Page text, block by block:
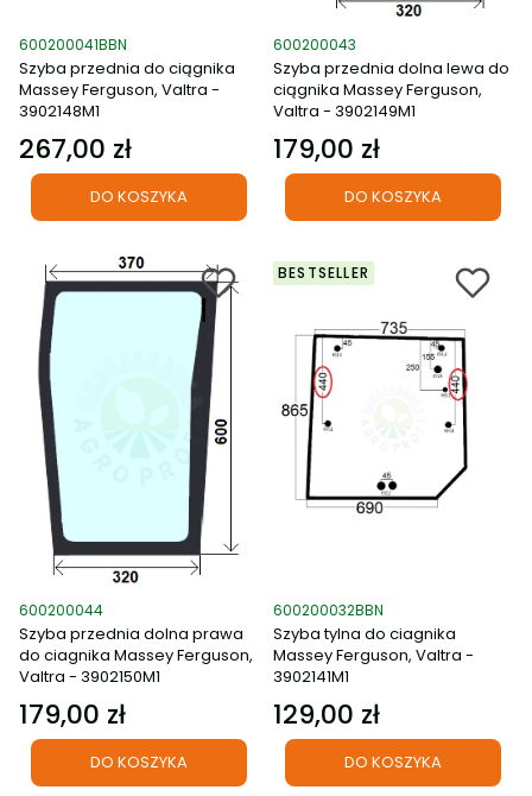
Kod produktu
600200041BBN
Szyba przednia do ciągnika
Massey Ferguson, Valtra -
3902148M1
Cena
267,00 zł
DO KOSZYKA
Kod produktu
600200043
Szyba przednia dolna lewa do
ciągnika Massey Ferguson,
Valtra - 3902149M1
Cena
179,00 zł
DO KOSZYKA
Kod produktu
600200044
Szyba przednia dolna prawa
do ciagnika Massey Ferguson,
Valtra - 3902150M1
Cena
179,00 zł
DO KOSZYKA
BESTSELLER
Kod produktu
600200032BBN
Szyba tylna do ciagnika
Massey Ferguson, Valtra -
3902141M1
Cena
129,00 zł
DO KOSZYKA